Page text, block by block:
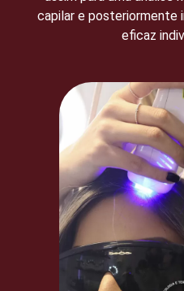
capilar e posteriormente
eficaz